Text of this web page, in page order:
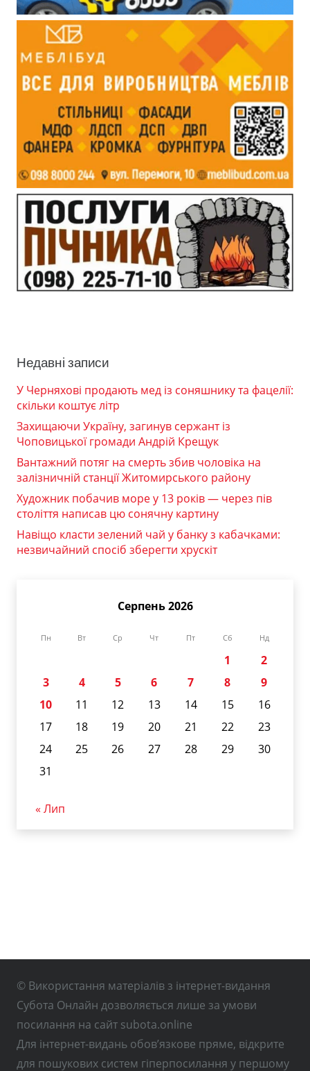
Недавні записи
У Черняхові продають мед із соняшнику та фацелії:
скільки коштує літр
Захищаючи Україну, загинув сержант із
Чоповицької громади Андрій Крещук
Вантажний потяг на смерть збив чоловіка на
залізничній станції Житомирського району
Художник побачив море у 13 років — через пів
століття написав цю сонячну картину
Навіщо класти зелений чай у банку з кабачками:
незвичайний спосіб зберегти хрускіт
Серпень 2026
Пн Вт Ср Чт Пт Сб Нд
1
2
3
4 5 6 7 8
9
10
11 12 13 14 15
16
17
18 19 20 21 22
23
24
25 26 27 28 29
30
31
« Лип
© Використання матеріалів з інтернет-видання
Субота Онлайн дозволяється лише за умови
посилання на сайт subota.online
Для інтернет-видань обов’язкове пряме, відкрите
для пошукових систем гіперпосилання у першому